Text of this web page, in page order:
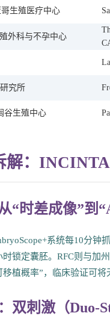
生殖医疗中心
外科与不孕中心
究所
谷生殖中心
解：
“时差成像”到
系统每10分钟
时锁定囊胚。RFC则与加
移植概率”，临床验证可将
双刺激（Duo-